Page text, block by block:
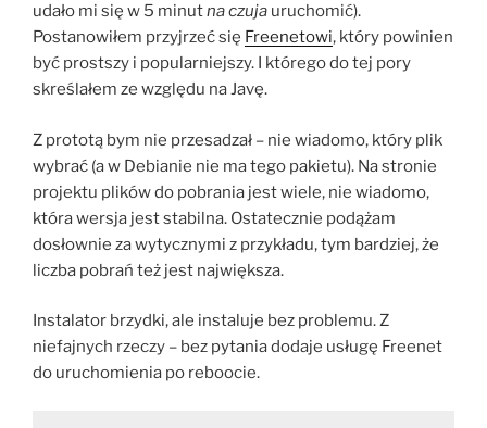
udało mi się w 5 minutna czuja uruchomić).
Postanowiłem przyjrzeć się Freenetowi, który powinien
być prostszy i popularniejszy. I którego do tej pory
skreślałem ze względu na Javę.
Z prototą bym nie przesadzał – nie wiadomo, który plik
wybrać (a w Debianie nie ma tego pakietu). Na stronie
projektu plików do pobrania jest wiele, nie wiadomo,
która wersja jest stabilna. Ostatecznie podążam
dosłownie za wytycznymi z przykładu, tym bardziej, że
liczba pobrań też jest największa.
Instalator brzydki, ale instaluje bez problemu. Z
niefajnych rzeczy – bez pytania dodaje usługę Freenet
do uruchomienia po reboocie.